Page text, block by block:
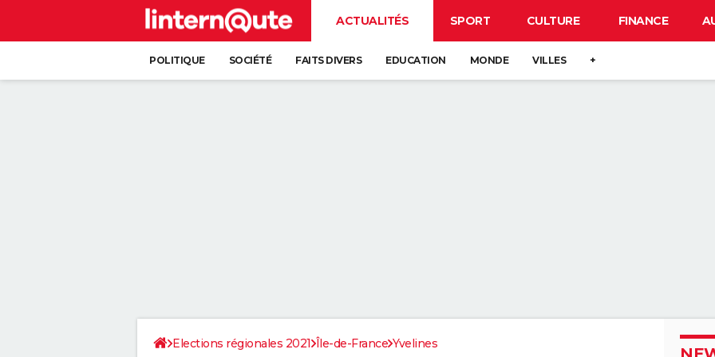
ACTUALITÉS SPORT CULTURE FINANCE
POLITIQUE SOCIÉTÉ FAITS DIVERS EDUCATION MONDE VILLES +
Elections régionales 2021 Île-de-France Yvelines